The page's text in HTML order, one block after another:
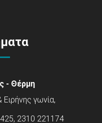
- Θέρμη
γωνία,
2310 221174